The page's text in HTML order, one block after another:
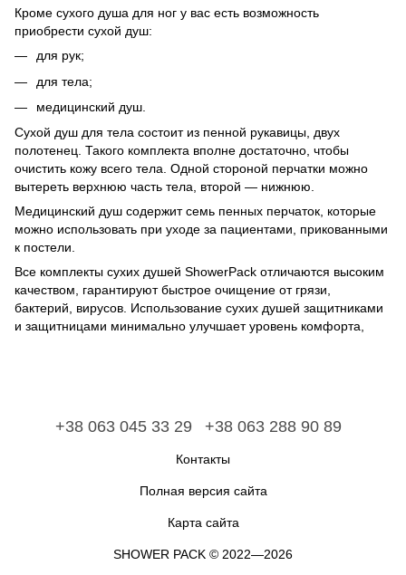
Кроме сухого душа для ног у вас есть возможность
приобрести сухой душ:
для рук;
для тела;
медицинский душ.
Сухой душ для тела состоит из пенной рукавицы, двух
полотенец. Такого комплекта вполне достаточно, чтобы
очистить кожу всего тела. Одной стороной перчатки можно
вытереть верхнюю часть тела, второй — нижнюю.
Медицинский душ содержит семь пенных перчаток, которые
можно использовать при уходе за пациентами, прикованными
к постели.
Все комплекты сухих душей ShowerPack отличаются высоким
качеством, гарантируют быстрое очищение от грязи,
бактерий, вирусов. Использование сухих душей защитниками
и защитницами минимально улучшает уровень комфорта,
+38 063 045 33 29 +38 063 288 90 89
Контакты
Полная версия сайта
Карта сайта
​​​​​​​SHOWER PACK © 2022—2026